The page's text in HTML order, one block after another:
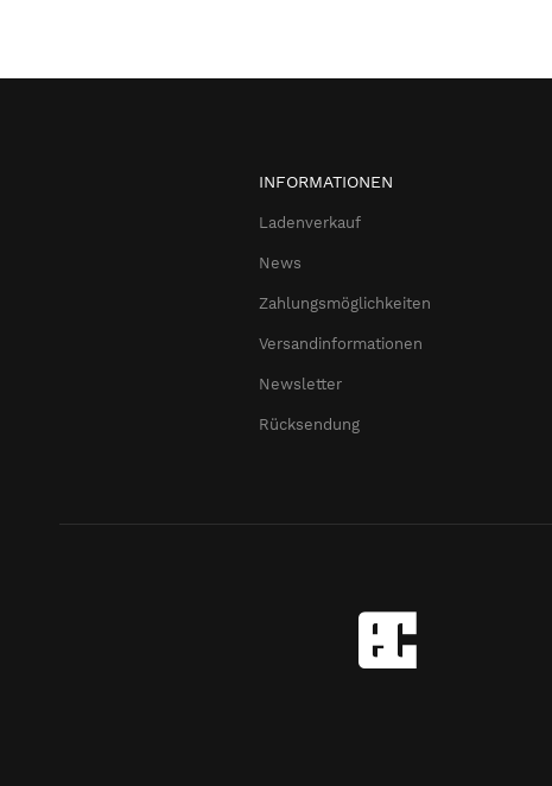
INFORMATIONEN
Ladenverkauf
News
Zahlungsmöglichkeiten
Versandinformationen
Newsletter
Rücksendung